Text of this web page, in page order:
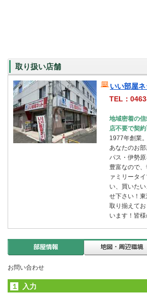
取り扱い店舗
いい部屋
TEL：
地域密着の
店不要で契約
1977年創業
あなたのお
パス・伊勢
豊富なので
ァミリータ
い、買いた
せ下さい！
取り揃えて
います！皆
お問い合わせ
１ 入力